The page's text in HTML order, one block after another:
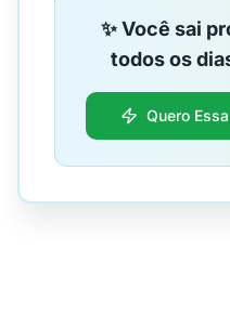
✨ Você sai
todos os
Quero